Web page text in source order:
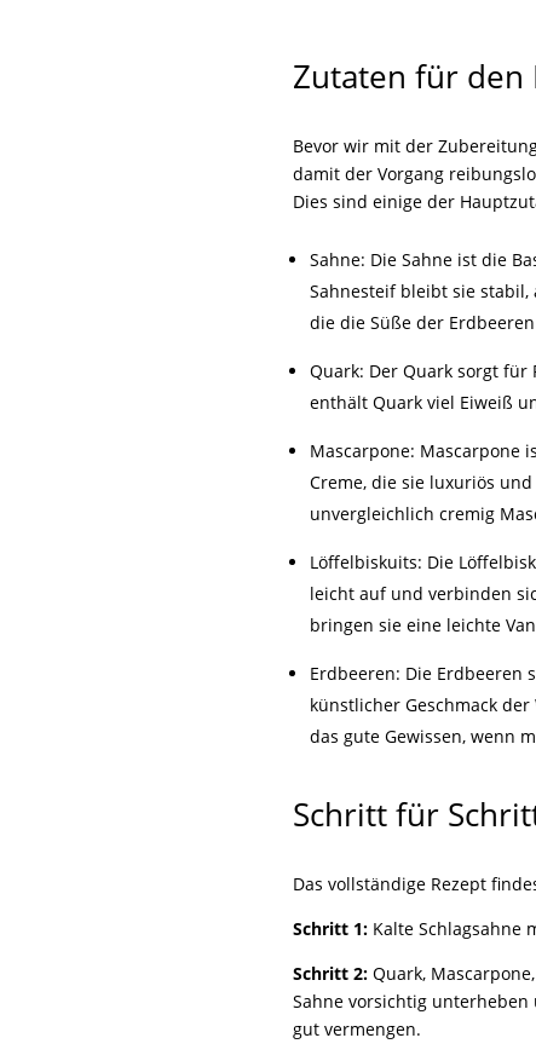
Zutaten für den
Bevor wir mit der
damit der Vorgang
Dies sind einige der
Sahne: Die Sahne ist die
Sahnesteif bleibt sie
die die Süße der
Quark: Der Quark sorgt für
enthält Quark viel Eiweiß
Mascarpone: Mascarpone
Creme, die sie luxuriös
unvergleichlich cremig
Löffelbiskuits: Die
leicht auf und verbinden
bringen sie eine leichte
Erdbeeren: Die Erdbeeren
künstlicher Geschmack
das gute Gewissen, wenn
Schritt für
Das vollständige Rezept
Schritt 1: Kalte Schlagsahne
Schritt 2: Quark,
Sahne vorsichtig
gut vermengen.